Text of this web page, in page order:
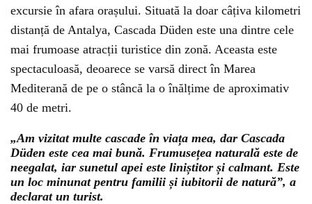
excursie în afara orașului. Situată la doar câțiva kilometri
distanță de Antalya, Cascada Düden este una dintre cele
mai frumoase atracții turistice din zonă. Aceasta este
spectaculoasă, deoarece se varsă direct în Marea
Mediterană de pe o stâncă la o înălțime de aproximativ
40 de metri.
„Am vizitat multe cascade în viața mea, dar Cascada
Düden este cea mai bună. Frumusețea naturală este de
neegalat, iar sunetul apei este liniștitor și calmant. Este
un loc minunat pentru familii și iubitorii de natură”, a
declarat un turist.